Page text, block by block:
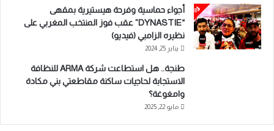
أجواء حماسية وفرحة هيستيرية بمقهى
“DYNASTIE” عقب فوز المنتخب المغربي على
نظيره الزامبي (فيديو)
يناير 25, 2024
طنجة.. هل استطاعت شركة ARMA للنظافة
الاستجابة لحاجيات ساكنة مقاطعتي بني مكادة
وامغوغة؟
مايو 22, 2025